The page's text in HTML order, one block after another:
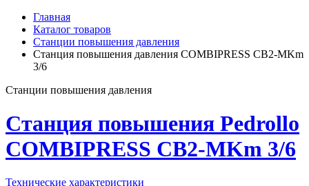
Главная
Каталог товаров
Станции повышения давления
Станция повышения давления COMBIPRESS CB2-MKm
3/6
Станции повышения давления
Станция повышения Pedrollo
COMBIPRESS CB2-MKm 3/6
Технические характеристики